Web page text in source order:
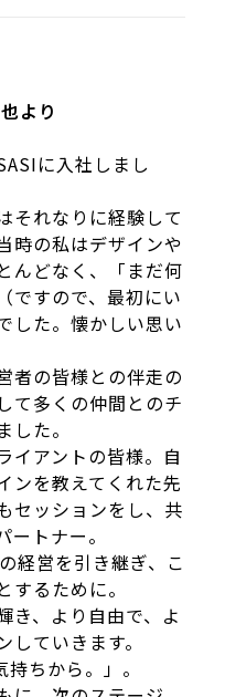
より
に入社しまし
それなりに経験して
時の私はデザインや
んどなく、「まだ何
ですので、最初にい
した。懐かしい思い
者の皆様との伴走の
て多くの仲間とのチ
た。
イアントの皆様。自
ンを教えてくれた先
セッションをし、共
トナー。
経営を引き継ぎ、こ
るために。
き、より自由で、よ
ていきます。
ちから。」。